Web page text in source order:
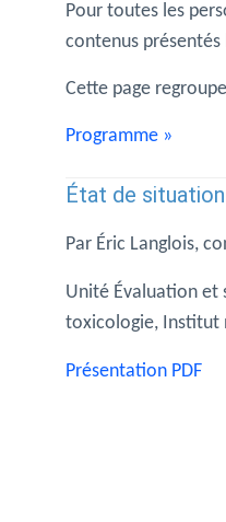
Pour toutes les
contenus
Cette page
Programme »
État de
Par Éric Langlois,
Unité Évaluation et
toxicologie, Institut
Présentation PDF